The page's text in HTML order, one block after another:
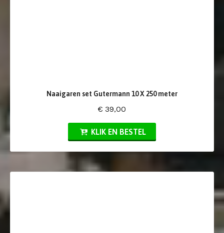
Naaigaren set Gutermann 10 X 250 meter
€ 39,00
KLIK EN BESTEL